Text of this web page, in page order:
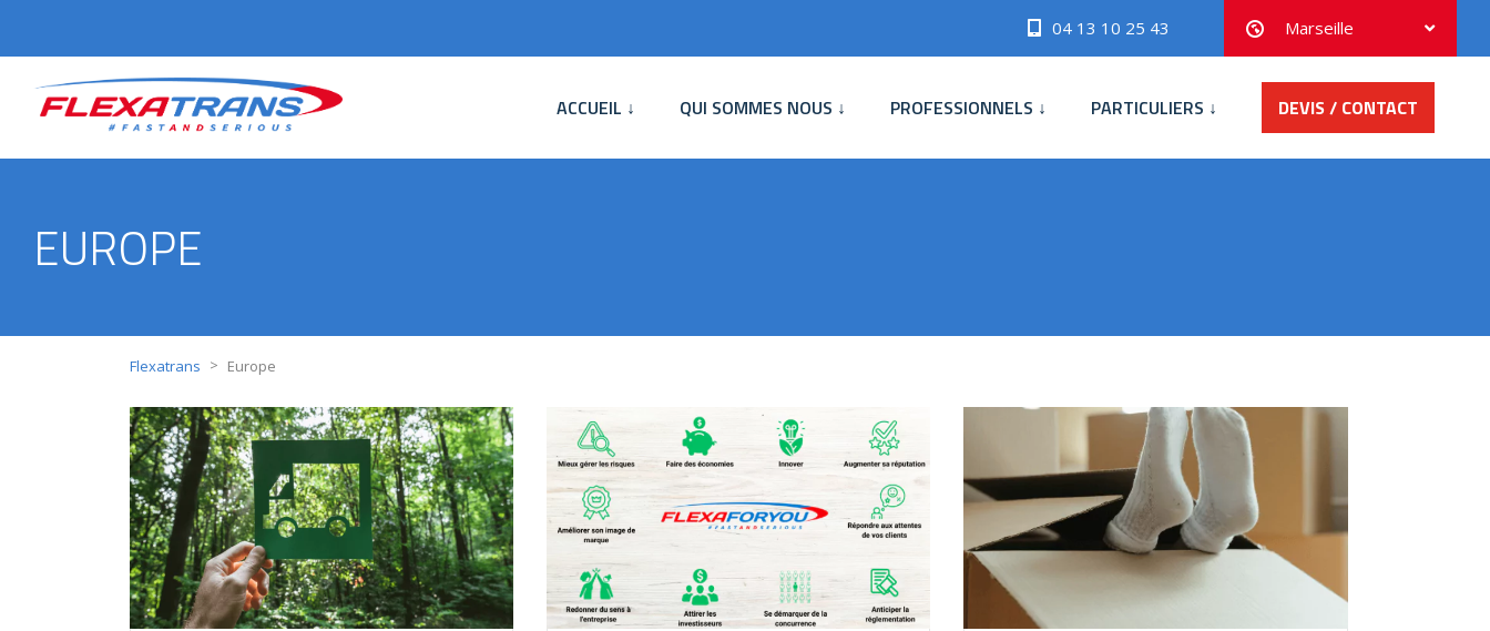
Marseille
04 13 10 25 43
ACCUEIL ↓ QUI SOMMES NOUS ↓ PROFESSIONNELS ↓ PARTICULIERS ↓ DEVIS / CONTACT
EUROPE
Flexatrans > Europe